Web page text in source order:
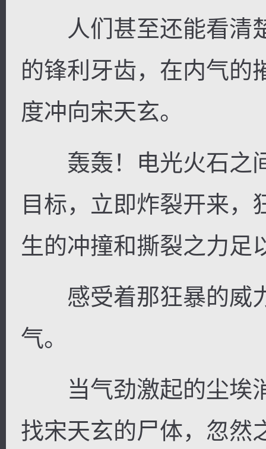
人们甚至还能看清
的锋利牙齿，在内气的
度冲向宋天玄。
轰轰！电光火石之
目标，立即炸裂开来，
生的冲撞和撕裂之力足
感受着那狂暴的威
气。
当气劲激起的尘埃
找宋天玄的尸体，忽然